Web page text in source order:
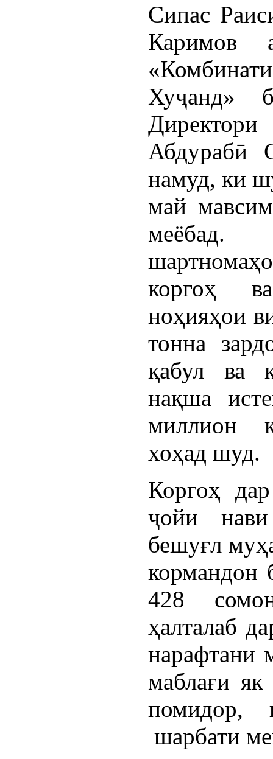
Сипас
Каримов
Хуҷанд»
Абдурабӣ
намуд, ки
май
меёбад.
коргоҳ
ноҳияҳои
тонна
қабул ва
нақша
миллион
хоҳад шуд.
Коргоҳ
ҷойи
бешуғл
кормандон
428
ҳалталаб
нарафтани
маблағи
помидор,
шарбати